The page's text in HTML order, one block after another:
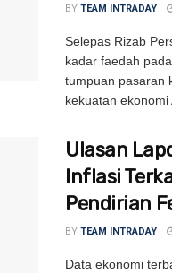
BY TEAM INTRADAY
Selepas Rizab
kadar faedah
tumpuan pasaran
kekuatan ekonomi
Ulasan
Inflasi
Pendirian
BY TEAM INTRADAY
Data ekonomi